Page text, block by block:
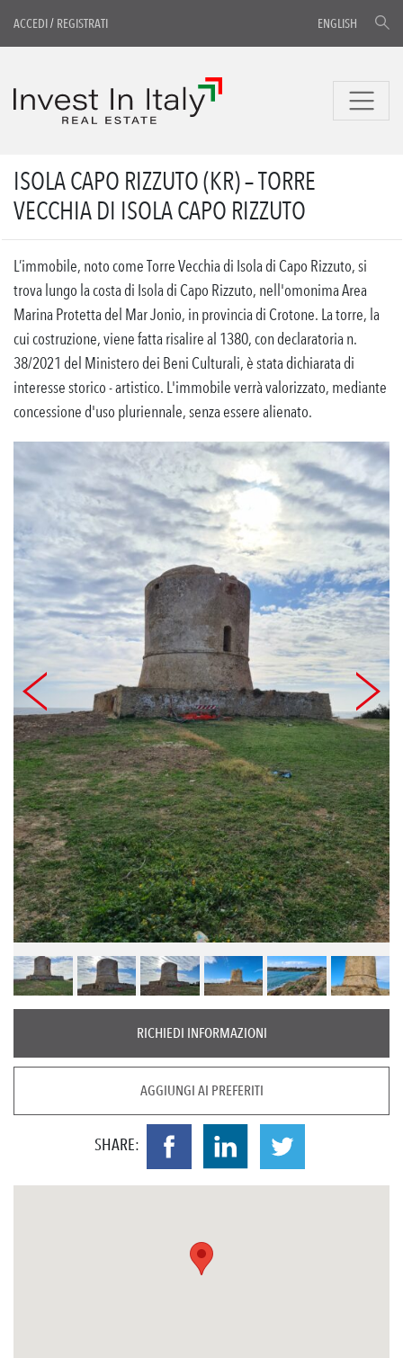
ACCEDI/ REGISTRATI ENGLISH
ISOLA CAPO RIZZUTO (KR) – TORRE
VECCHIA DI ISOLA CAPO RIZZUTO
L’immobile, noto come Torre Vecchia di Isola di Capo Rizzuto, si
trova lungo la costa di Isola di Capo Rizzuto, nell'omonima Area
Marina Protetta del Mar Jonio, in provincia di Crotone. La torre, la
cui costruzione, viene fatta risalire al 1380, con declaratoria n.
38/2021 del Ministero dei Beni Culturali, è stata dichiarata di
interesse storico - artistico. L'immobile verrà valorizzato, mediante
concessione d'uso pluriennale, senza essere alienato.
RICHIEDI INFORMAZIONI
AGGIUNGI AI PREFERITI
SHARE: